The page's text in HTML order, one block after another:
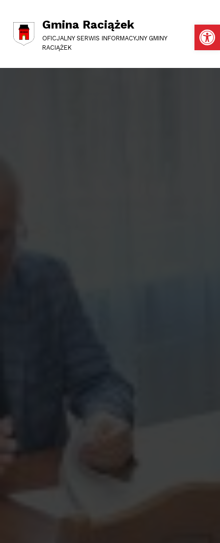
Otwórz pasek narzędzi
Gmina Raciążek
OFICJALNY SERWIS INFORMACYJNY GMINY
RACIĄŻEK